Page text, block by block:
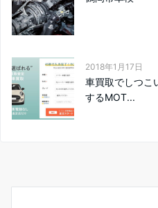
2018年1月17日
車買取でしつこ
するMOT...